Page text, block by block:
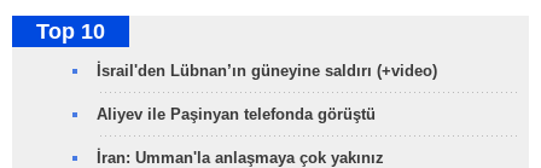
Top 10
İsrail'den Lübnan’ın güneyine saldırı (+video)
Aliyev ile Paşinyan telefonda görüştü
İran: Umman'la anlaşmaya çok yakınız